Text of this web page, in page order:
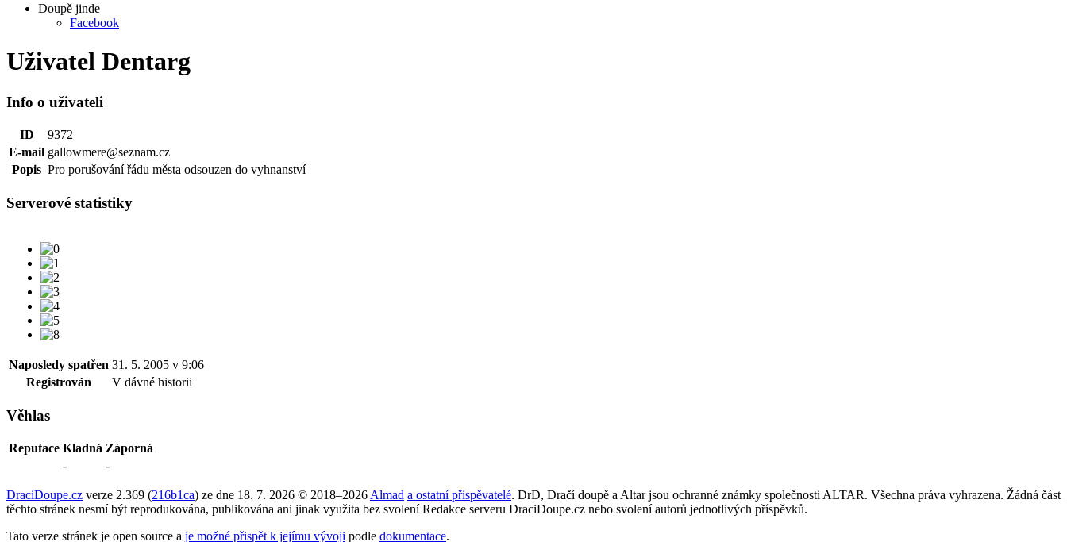
Doupě jinde
Facebook
Uživatel Dentarg
Info o uživateli
ID
9372
E-mail gallowmere@seznam.cz
Popis Pro porušování řádu města odsouzen do vyhnanství
Serverové statistiky
Naposledy spatřen 31. 5. 2005 v 9:06
Registrován
V dávné historii
Věhlas
Reputace Kladná Záporná
-
-
DraciDoupe.cz verze 2.369 (216b1ca) ze dne 18. 7. 2026 © 2018–2026 Almad a ostatní přispěvatelé. DrD, Dračí doupě a Altar jsou ochranné známky společnosti ALTAR. Všechna práva vyhrazena. Žádná část
těchto stránek nesmí být reprodukována, publikována ani jinak využita bez svolení Redakce serveru DraciDoupe.cz nebo svolení autorů jednotlivých příspěvků.
Tato verze stránek je open source a je možné přispět k jejímu vývoji podle dokumentace.